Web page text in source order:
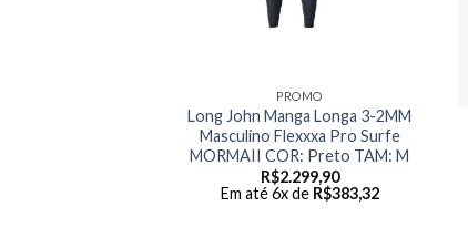
PROMO
Long John Manga Longa 3-2MM
Masculino Flexxxa Pro Surfe
MORMAII COR: Preto TAM: M
R$2.299,90
Em até 6x de R$383,32